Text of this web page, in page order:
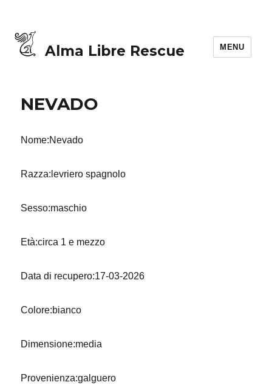
Alma Libre Rescue MENU
NEVADO
Nome:Nevado
Razza:levriero spagnolo
Sesso:maschio
Età:circa 1 e mezzo
Data di recupero:17-03-2026
Colore:bianco
Dimensione:media
Provenienza:galguero